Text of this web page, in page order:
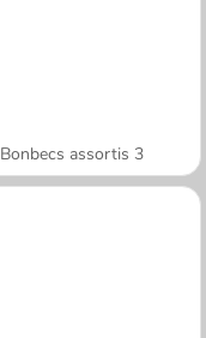
Bonbecs assortis 3